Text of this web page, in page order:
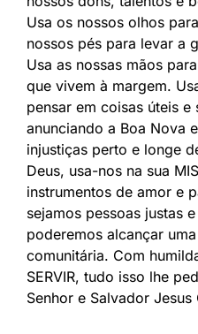
Usa os nossos olhos
nossos pés para levar a
Usa as nossas mãos
que vivem à margem.
pensar em coisas úteis
anunciando a Boa Nova
injustiças perto e longe
Deus, usa-nos na sua
instrumentos de amor e
sejamos pessoas justas
poderemos alcançar
comunitária. Com
SERVIR, tudo isso lhe
Senhor e Salvador Jesus